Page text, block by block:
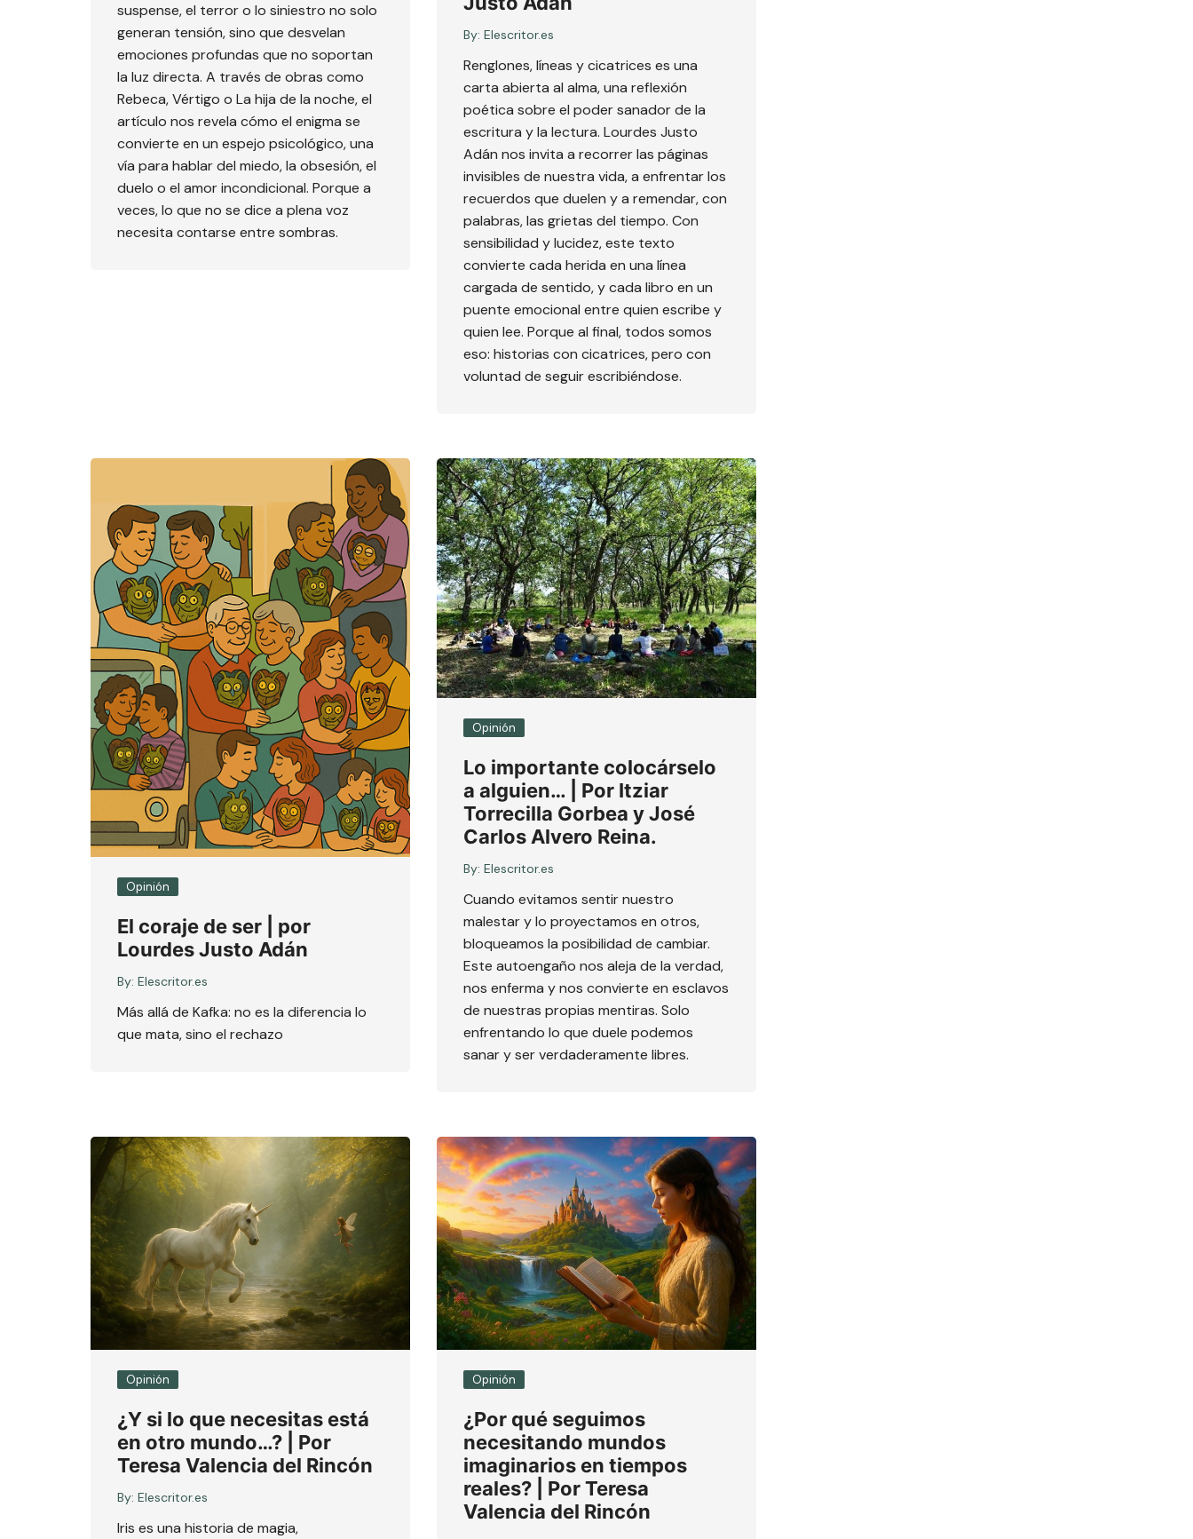
suspense, el terror o lo siniestro no solo
generan tensión, sino que desvelan
emociones profundas que no soportan
la luz directa. A través de obras como
Rebeca, Vértigo o La hija de la noche, el
artículo nos revela cómo el enigma se
convierte en un espejo psicológico, una
vía para hablar del miedo, la obsesión, el
duelo o el amor incondicional. Porque a
veces, lo que no se dice a plena voz
necesita contarse entre sombras.
By: Elescritor.es
Renglones, líneas y cicatrices es una
carta abierta al alma, una reflexión
poética sobre el poder sanador de la
escritura y la lectura. Lourdes Justo
Adán nos invita a recorrer las páginas
invisibles de nuestra vida, a enfrentar los
recuerdos que duelen y a remendar, con
palabras, las grietas del tiempo. Con
sensibilidad y lucidez, este texto
convierte cada herida en una línea
cargada de sentido, y cada libro en un
puente emocional entre quien escribe y
quien lee. Porque al final, todos somos
eso: historias con cicatrices, pero con
voluntad de seguir escribiéndose.
Opinión
El coraje de ser | por
Lourdes Justo Adán
By: Elescritor.es
Más allá de Kafka: no es la diferencia lo
que mata, sino el rechazo
Opinión
Lo importante colocárselo
a alguien… | Por Itziar
Torrecilla Gorbea y José
Carlos Alvero Reina.
By: Elescritor.es
Cuando evitamos sentir nuestro
malestar y lo proyectamos en otros,
bloqueamos la posibilidad de cambiar.
Este autoengaño nos aleja de la verdad,
nos enferma y nos convierte en esclavos
de nuestras propias mentiras. Solo
enfrentando lo que duele podemos
sanar y ser verdaderamente libres.
Opinión
¿Y si lo que necesitas está
en otro mundo…? | Por
Teresa Valencia del Rincón
By: Elescritor.es
Iris es una historia de magia,
Opinión
¿Por qué seguimos
necesitando mundos
imaginarios en tiempos
reales? | Por Teresa
Valencia del Rincón